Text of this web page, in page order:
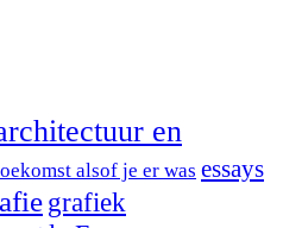
en
alsof je er was essays
grafiek